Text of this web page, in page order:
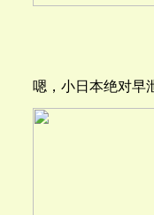
嗯，小日本绝对早